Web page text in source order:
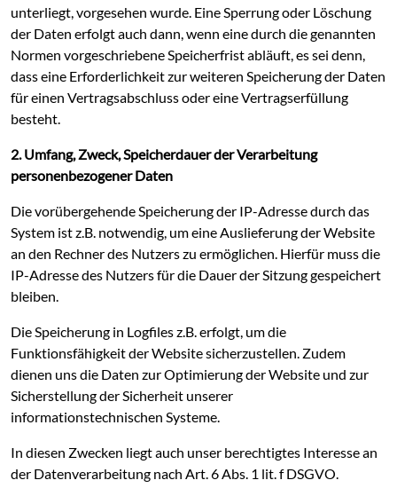
unterliegt, vorgesehen wurde. Eine Sperrung oder Löschung
der Daten erfolgt auch dann, wenn eine durch die genannten
Normen vorgeschriebene Speicherfrist abläuft, es sei denn,
dass eine Erforderlichkeit zur weiteren Speicherung der Daten
für einen Vertragsabschluss oder eine Vertragserfüllung
besteht.
2. Umfang, Zweck, Speicherdauer der Verarbeitung
personenbezogener Daten
Die vorübergehende Speicherung der IP-Adresse durch das
System ist z.B. notwendig, um eine Auslieferung der Website
an den Rechner des Nutzers zu ermöglichen. Hierfür muss die
IP-Adresse des Nutzers für die Dauer der Sitzung gespeichert
bleiben.
Die Speicherung in Logfiles z.B. erfolgt, um die
Funktionsfähigkeit der Website sicherzustellen. Zudem
dienen uns die Daten zur Optimierung der Website und zur
Sicherstellung der Sicherheit unserer
informationstechnischen Systeme.
In diesen Zwecken liegt auch unser berechtigtes Interesse an
der Datenverarbeitung nach Art. 6 Abs. 1 lit. f DSGVO.